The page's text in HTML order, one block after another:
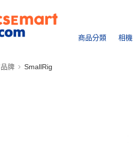
商品分類 相
牌 SmallRig